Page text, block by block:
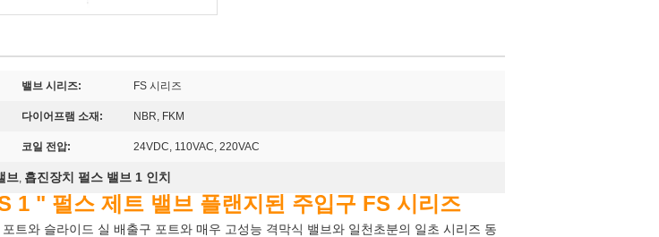
밸브 시리즈: FS 시리즈
다이어프램 소재: NBR, FKM
코일 전압: 24VDC, 110VAC, 220VAC
브, 흡진장치 펄스 밸브 1 인치
1 " 펄스 제트 밸브 플랜지된 주입구 FS 시리즈
트와 슬라이드 실 배출구 포트와 매우 고성능 격막식 밸브와 일천초분의 일초 시리즈 동